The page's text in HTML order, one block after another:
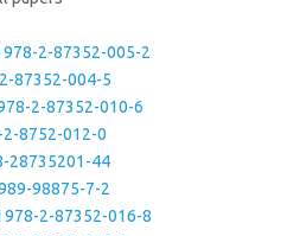
978-2-87352-005-2
87352-004-5
2-87352-010-6
2-8752-012-0
28735201-44
98875-7-2
978-2-87352-016-8